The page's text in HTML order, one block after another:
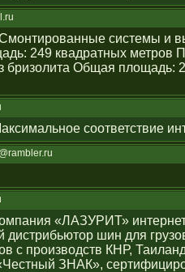
системы и
249 квадратных метров
бризолита Общая площадь:
соответствие
«ЛАЗУРИТ»
шин для
с производств КНР,
ЗНАК»,